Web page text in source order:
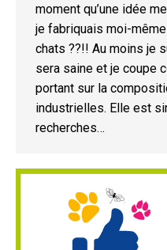
moment qu’une idée
je fabriquais moi-
chats ??!! Au moins je
sera saine et je coupe
portant sur la
industrielles. Elle est
recherches…